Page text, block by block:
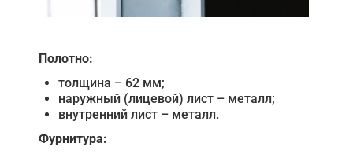
Полотно:
толщина – 62 мм;
наружный (лицевой) лист – металл;
внутренний лист – металл.
Фурнитура: